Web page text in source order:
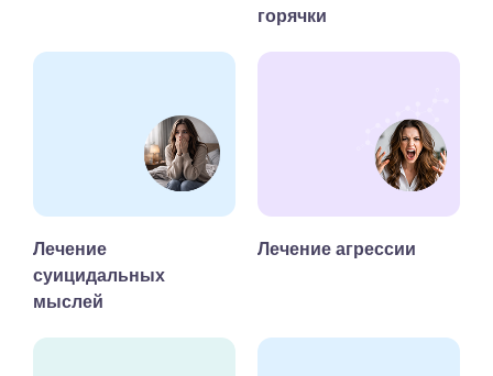
горячки
Лечение
суицидальных
мыслей
Лечение агрессии